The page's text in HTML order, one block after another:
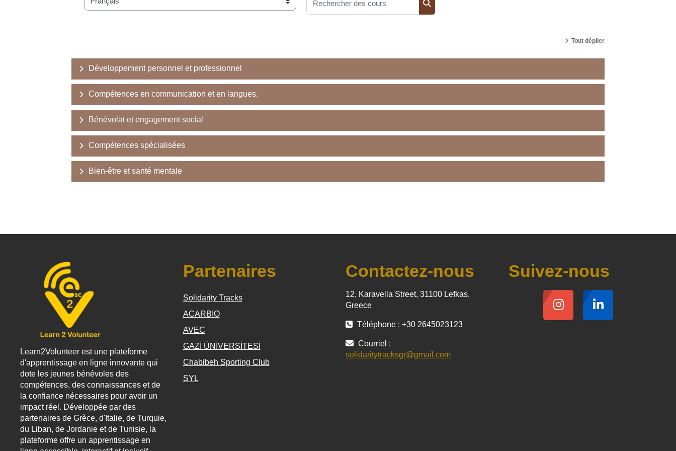
Rechercher des cours
Tout déplier
Développement personnel et professionnel
Compétences en communication et en langues.
Bénévolat et engagement social
Compétences spécialisées
Bien-être et santé mentale
Learn2Volunteer est une plateforme
d'apprentissage en ligne innovante qui
dote les jeunes bénévoles des
compétences, des connaissances et de
la confiance nécessaires pour avoir un
impact réel. Développée par des
partenaires de Grèce, d'Italie, de Turquie,
du Liban, de Jordanie et de Tunisie, la
plateforme offre un apprentissage en
Partenaires
Solidarity Tracks
ACARBIO
AVEC
GAZİ ÜNİVERSİTESİ
Chabibeh Sporting Club
SYL
Contactez-nous
12, Karavella Street, 31100 Lefkas,
Greece
Téléphone : +30 2645023123
Courriel :
solidaritytracksgr@gmail.com
Suivez-nous